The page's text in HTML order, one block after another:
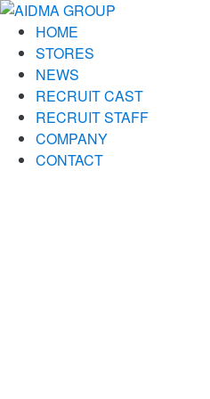
HOME
STORES
NEWS
RECRUIT CAST
RECRUIT STAFF
COMPANY
CONTACT